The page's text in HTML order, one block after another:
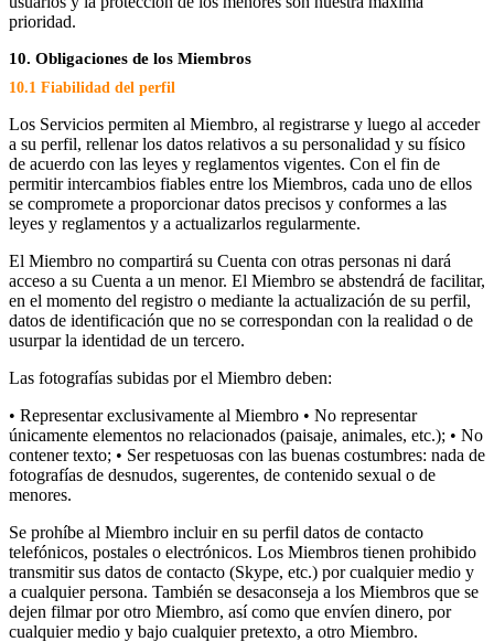
prioridad.
10. Obligaciones de los Miembros
10.1 Fiabilidad del perfil
Los Servicios permiten al Miembro, al registrarse y luego al acceder
a su perfil, rellenar los datos relativos a su personalidad y su físico
de acuerdo con las leyes y reglamentos vigentes. Con el fin de
permitir intercambios fiables entre los Miembros, cada uno de ellos
se compromete a proporcionar datos precisos y conformes a las
leyes y reglamentos y a actualizarlos regularmente.
El Miembro no compartirá su Cuenta con otras personas ni dará
acceso a su Cuenta a un menor. El Miembro se abstendrá de facilitar,
en el momento del registro o mediante la actualización de su perfil,
datos de identificación que no se correspondan con la realidad o de
usurpar la identidad de un tercero.
Las fotografías subidas por el Miembro deben:
• Representar exclusivamente al Miembro • No representar
únicamente elementos no relacionados (paisaje, animales, etc.); • No
contener texto; • Ser respetuosas con las buenas costumbres: nada de
fotografías de desnudos, sugerentes, de contenido sexual o de
menores.
Se prohíbe al Miembro incluir en su perfil datos de contacto
telefónicos, postales o electrónicos. Los Miembros tienen prohibido
transmitir sus datos de contacto (Skype, etc.) por cualquier medio y
a cualquier persona. También se desaconseja a los Miembros que se
dejen filmar por otro Miembro, así como que envíen dinero, por
cualquier medio y bajo cualquier pretexto, a otro Miembro.